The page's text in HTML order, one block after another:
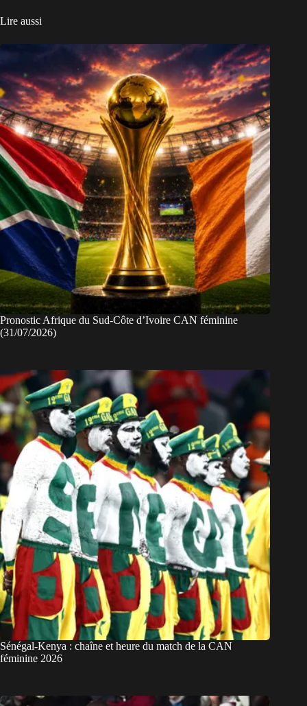
Lire aussi
Pronostic Afrique du Sud-Côte d’Ivoire CAN féminine
(31/07/2026)
Sénégal-Kenya : chaîne et heure du match de la CAN
féminine 2026